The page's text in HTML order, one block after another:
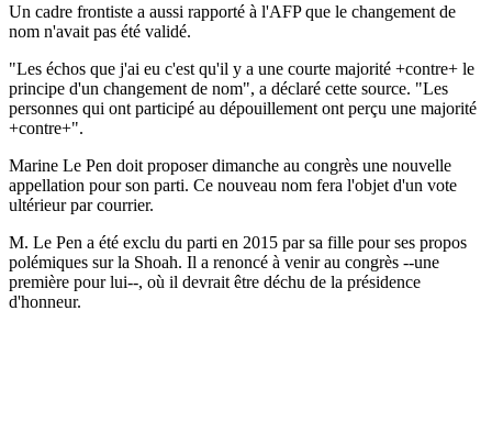
Un cadre frontiste a aussi rapporté à l'AFP que le changement de
nom n'avait pas été validé.
"Les échos que j'ai eu c'est qu'il y a une courte majorité +contre+ le
principe d'un changement de nom", a déclaré cette source. "Les
personnes qui ont participé au dépouillement ont perçu une majorité
+contre+".
Marine Le Pen doit proposer dimanche au congrès une nouvelle
appellation pour son parti. Ce nouveau nom fera l'objet d'un vote
ultérieur par courrier.
M. Le Pen a été exclu du parti en 2015 par sa fille pour ses propos
polémiques sur la Shoah. Il a renoncé à venir au congrès --une
première pour lui--, où il devrait être déchu de la présidence
d'honneur.